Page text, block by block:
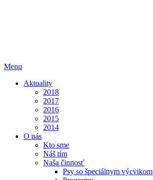
Menu
Aktuality
2018
2017
2016
2015
2014
O nás
Kto sme
Náš tím
Naša činnosť
Psy so špeciálnym výcvikom